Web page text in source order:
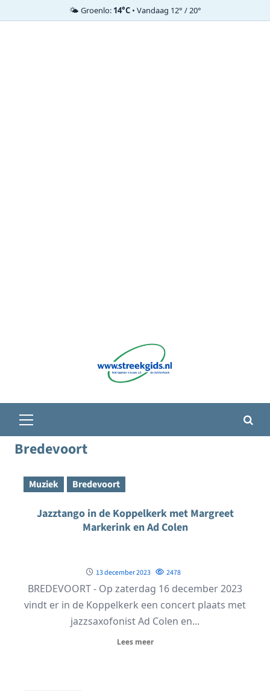
🌤️ Groenlo: 14°C• Vandaag 12° / 20°
menu
Bredevoort
Muziek Bredevoort
Jazztango in de Koppelkerk met Margreet
Markerink en Ad Colen
13 december 2023 2478
BREDEVOORT - Op zaterdag 16 december 2023
vindt er in de Koppelkerk een concert plaats met
jazzsaxofonist Ad Colen en...
Lees meer